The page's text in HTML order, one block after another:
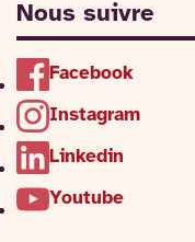
Nous suivre
Facebook
Instagram
Linkedin
Youtube